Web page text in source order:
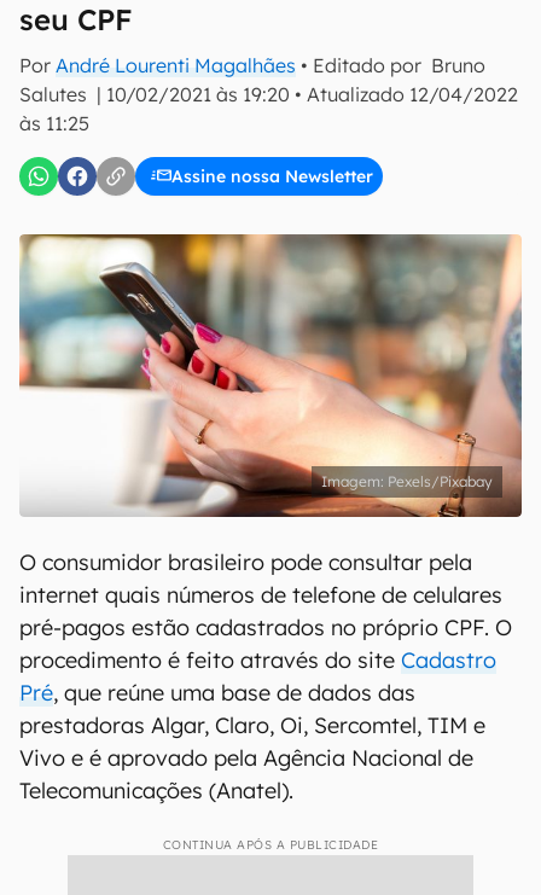
seu CPF
Por André Lourenti Magalhães • Editado por Bruno
Salutes | 10/02/2021 às 19:20 • Atualizado 12/04/2022
às 11:25
Assine nossa Newsletter
Uso e Política de Privacidade do Canaltech.
Pexels/Pixabay
O consumidor brasileiro pode consultar pela
internet quais números de telefone de celulares
pré-pagos estão cadastrados no próprio CPF. O
procedimento é feito através do site Cadastro
Pré, que reúne uma base de dados das
prestadoras Algar, Claro, Oi, Sercomtel, TIM e
Vivo e é aprovado pela Agência Nacional de
Telecomunicações (Anatel).
CONTINUA APÓS A PUBLICIDADE